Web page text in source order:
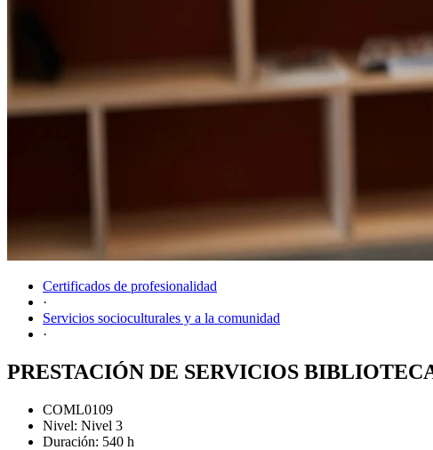
Certificados de profesionalidad
·
Servicios socioculturales y a la comunidad
·
PRESTACIÓN DE SERVICIOS
COML0109
Nivel: Nivel 3
Duración: 540 h